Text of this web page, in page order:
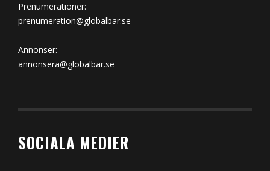
Prenumerationer:
prenumeration@globalbar.se
Annonser:
annonsera@globalbar.se
SOCIALA MEDIER